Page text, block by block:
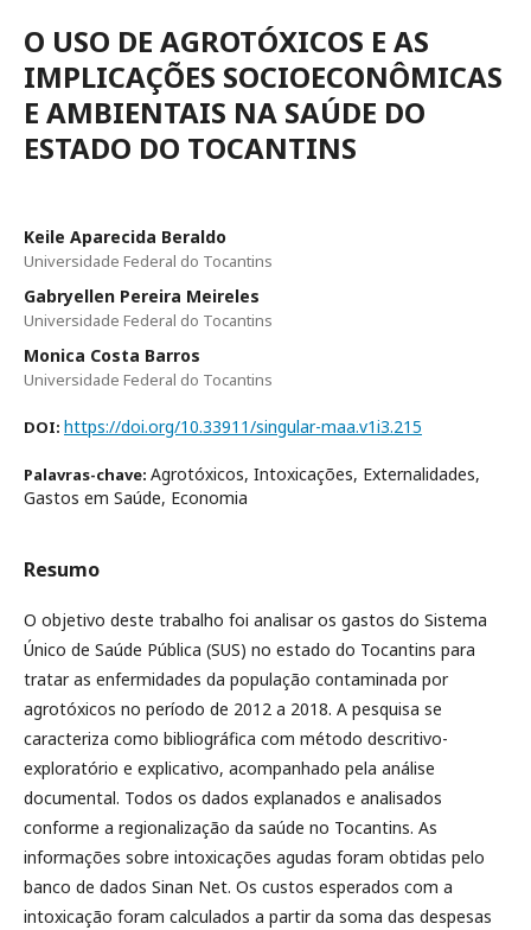
O USO DE AGROTÓXICOS E AS
IMPLICAÇÕES SOCIOECONÔMICAS
E AMBIENTAIS NA SAÚDE DO
ESTADO DO TOCANTINS
Keile Aparecida Beraldo
Universidade Federal do Tocantins
Gabryellen Pereira Meireles
Universidade Federal do Tocantins
Monica Costa Barros
Universidade Federal do Tocantins
DOI: https://doi.org/10.33911/singular-maa.v1i3.215
Palavras-chave: Agrotóxicos, Intoxicações, Externalidades,
Gastos em Saúde, Economia
Resumo
O objetivo deste trabalho foi analisar os gastos do Sistema
Único de Saúde Pública (SUS) no estado do Tocantins para
tratar as enfermidades da população contaminada por
agrotóxicos no período de 2012 a 2018. A pesquisa se
caracteriza como bibliográfica com método descritivo-
exploratório e explicativo, acompanhado pela análise
documental. Todos os dados explanados e analisados
conforme a regionalização da saúde no Tocantins. As
informações sobre intoxicações agudas foram obtidas pelo
banco de dados Sinan Net. Os custos esperados com a
intoxicação foram calculados a partir da soma das despesas